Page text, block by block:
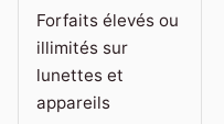
Forfaits élevés ou
illimités sur
lunettes et
appareils